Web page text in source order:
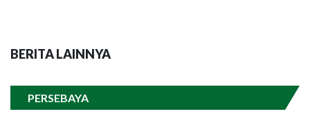
BERITA LAINNYA
PERSEBAYA